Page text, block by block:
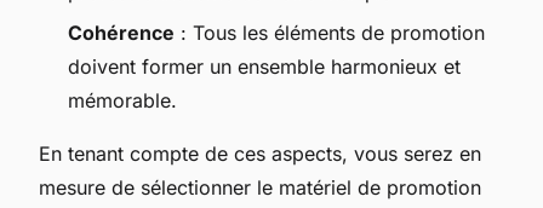
Cohérence : Tous les éléments de promotion
doivent former un ensemble harmonieux et
mémorable.
En tenant compte de ces aspects, vous serez en
mesure de sélectionner le matériel de promotion